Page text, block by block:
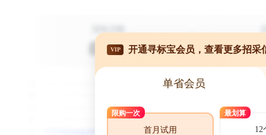
VIP 开通寻标宝会员，查看更多招采
单省会员
限购一次
首月试用
最划算
12